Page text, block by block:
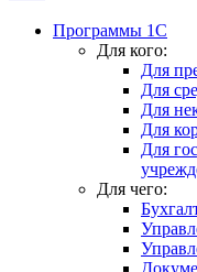
Программы 1С
Для кого:
Для
Для
Для
Для
Для
Для чего: